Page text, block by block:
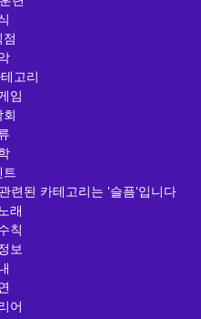
고리
임
련된 카테고리는 '슬픔'입니다
래
칙
보
어